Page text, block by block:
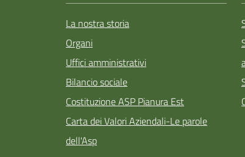
La nostra storia
Organi
Uffici amministrativi
Bilancio sociale
Costituzione ASP Pianura Est
Carta dei Valori Aziendali-Le parole
dell'Asp